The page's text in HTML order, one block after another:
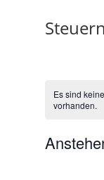
Steuern
Es sind
vorhanden.